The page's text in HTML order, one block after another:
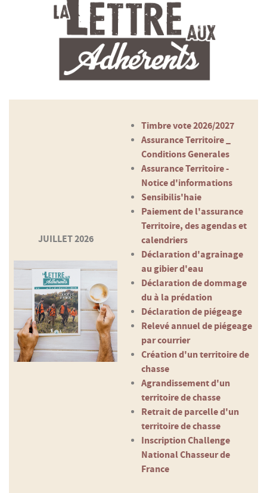
JUILLET 2026
Timbre vote 2026/2027
Assurance Territoire _
Conditions Generales
Assurance Territoire -
Notice d'informations
Sensibilis'haie
Paiement de l'assurance
Territoire, des agendas et
calendriers
Déclaration d'agrainage
au gibier d'eau
Déclaration de dommage
du à la prédation
Déclaration de piégeage
Relevé annuel de piégeage
par courrier
Création d'un territoire de
chasse
Agrandissement d'un
territoire de chasse
Retrait de parcelle d'un
territoire de chasse
Inscription Challenge
National Chasseur de
France